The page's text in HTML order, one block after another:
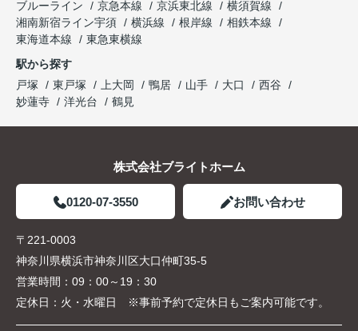
ブルーライン
京急本線 京浜東北線
横須賀線
湘南新宿ライン宇須
横浜線 根岸線
相鉄本線
東海道本線
東急東横線
駅から探す
戸塚
東戸塚 上大岡 鴨居 山手 大口
西谷
妙蓮寺
洋光台 鶴見
株式会社ブライトホーム
0120-07-3550 お問い合わせ
〒221-0003
神奈川県横浜市神奈川区大口仲町35-5
営業時間： 09：00～19：30
定休日： 火・水曜日 ※事前予約で定休日もご案内可能です。